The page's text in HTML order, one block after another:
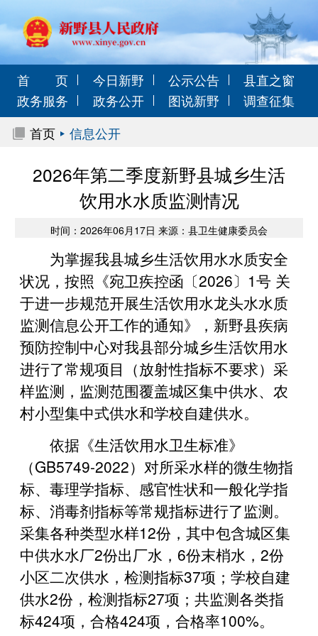
首 页 今日新野 公示公告
县直之窗
政务服务
政务公开 图说新野
调查征集
首页
信息公开
2026年第二季度新野县城乡生活
饮用水水质监测情况
时间：2026年06月17日 来源：县卫生健康委员会
为掌握我县城乡生活饮用水水质安全
状况，按照《宛卫疾控函〔2026〕1号 关
于进一步规范开展生活饮用水龙头水水质
监测信息公开工作的通知》，新野县疾病
预防控制中心对我县部分城乡生活饮用水
进行了常规项目（放射性指标不要求）采
样监测，监测范围覆盖城区集中供水、农
村小型集中式供水和学校自建供水。
依据《生活饮用水卫生标准》
（GB5749-2022）对所采水样的微生物指
标、毒理学指标、感官性状和一般化学指
标、消毒剂指标等常规指标进行了监测。
采集各种类型水样12份，其中包含城区集
中供水水厂2份出厂水，6份末梢水，2份
小区二次供水，检测指标37项；学校自建
供水2份，检测指标27项；共监测各类指
标424项，合格424项，合格率100%。